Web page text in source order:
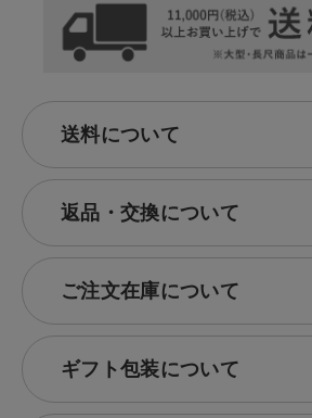
送料について
返品・交換について
ご注文在庫について
ギフト包装について